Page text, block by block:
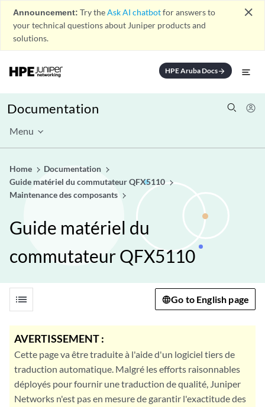
Announcement: Try theAsk AI chatbotfor answers to
your technical questions about Juniper products and
solutions.
close
HPE Aruba Docsarrow_forward
Documentation
Menu
Home
Documentation
Guide matériel du commutateur QFX5110
Maintenance des composants
Guide matériel du
commutateur QFX5110
list Go to English page
AVERTISSEMENT :
Cette page va être traduite à l'aide d'un logiciel tiers de
traduction automatique. Malgré les efforts raisonnables
déployés pour fournir une traduction de qualité, Juniper
Networks n'est pas en mesure de garantir l'exactitude des